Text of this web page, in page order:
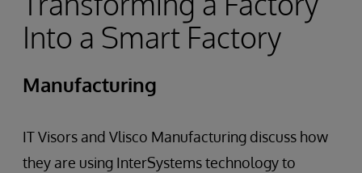
Into a Smart Factory
Manufacturing
IT Visors and Vlisco Manufacturing discuss how
they are using InterSystems technology to